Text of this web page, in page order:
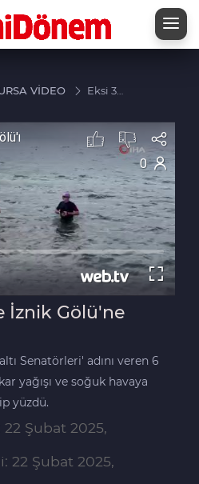
VİDEO
Eksi 3
Gölü'ne
girdiler
İznik Gölü'ne
Senatörleri' adını veren 6
yağışı ve soğuk havaya
yüzdü.
Şubat 2025,
22 Şubat 2025,